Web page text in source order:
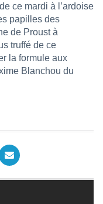
ce mardi à l’ardoise
papilles des
de Proust à
truffé de ce
la formule aux
Blanchou du